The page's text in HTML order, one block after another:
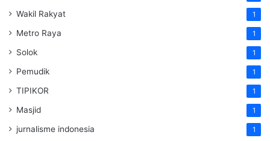
Wakil Rakyat 1
Metro Raya 1
Solok 1
Pemudik 1
TIPIKOR 1
Masjid 1
jurnalisme indonesia 1